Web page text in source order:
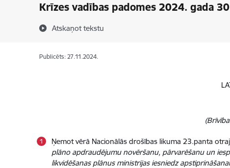
Krīzes vadības padomes 2024. gada
Atskaņot tekstu
Publicēts: 27.11.2024.
Ņemot vērā Nacionālās drošības likuma 23.panta
plāno apdraudējumu novēršanu, pārvarēšanu un
likvidēšanas plānus ministrijas iesniedz